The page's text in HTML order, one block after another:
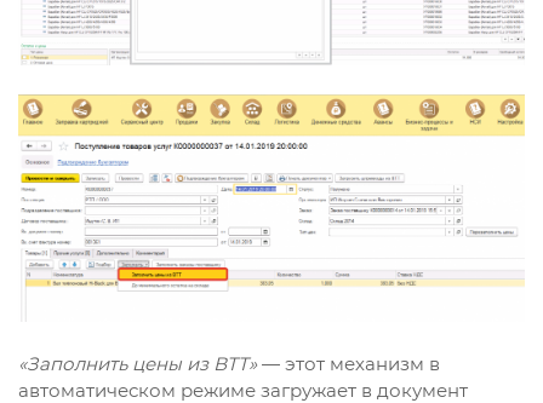
«Заполнить цены из ВТТ» — этот механизм в
автоматическом режиме загружает в документ